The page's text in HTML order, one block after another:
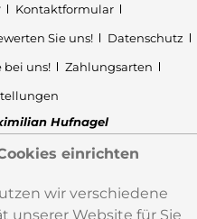
Kontaktformular
Sie uns!
Datenschutz
bei uns!
Zahlungsarten
Hufnagel
einrichten
wir verschiedene
unserer Website für Sie